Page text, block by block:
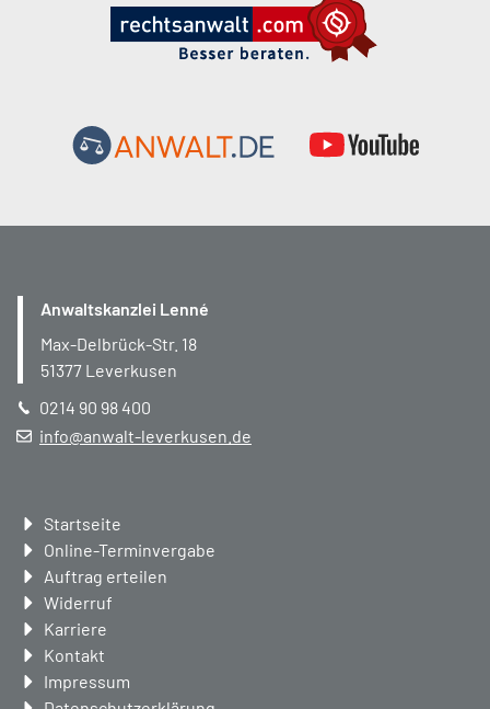
Anwaltskanzlei Lenné
Max-Delbrück-Str. 18
51377 Leverkusen
0214 90 98 400
info@anwalt-leverkusen.de
Navigation
überspringen
Startseite
Online-Terminvergabe
Auftrag erteilen
Widerruf
Karriere
Kontakt
Impressum